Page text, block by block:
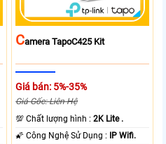
CAmera TapoC425 Kit
Giá bán: 5%-35%
Giá Gốc: Liên Hệ
💯 Chất lượng hình :2K Lite .
🌠 Công Nghệ Sử Dụng :
IP Wifi.